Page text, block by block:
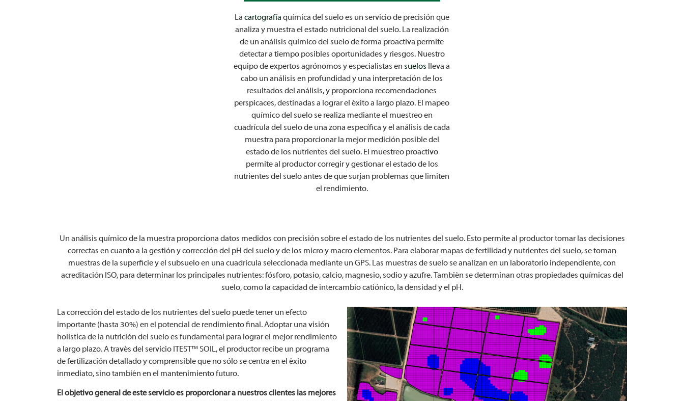
La cartografía química del suelo es un servicio de precisión que
analiza y muestra el estado nutricional del suelo. La realización
de un análisis químico del suelo de forma proactiva permite
detectar a tiempo posibles oportunidades y riesgos. Nuestro
equipo de expertos agrónomos y especialistas ensuelos lleva a
cabo un análisis en profundidad y una interpretación de los
resultados del análisis, y proporciona recomendaciones
perspicaces, destinadas a lograr el éxito a largo plazo. El mapeo
químico del suelo se realiza mediante el muestreo en
cuadrícula del suelo de una zona específica y el análisis de cada
muestra para proporcionar la mejor medición posible del
estado de los nutrientes del suelo. El muestreo proactivo
permite al productor corregir y gestionar el estado de los
nutrientes del suelo antes de que surjan problemas que limiten
el rendimiento.
Un análisis químico de la muestra proporciona datos medidos con precisión sobre el estado de los nutrientes del suelo. Esto permite al productor tomar las decisiones
correctas en cuanto a la gestión y corrección del pH del suelo y de los micro y macro elementos. Para elaborar mapas de fertilidad y nutrientes del suelo, se toman
muestras de la superficie y el subsuelo en una cuadrícula seleccionada mediante un GPS. Las muestras de suelo se analizan en un laboratorio independiente, con
acreditación ISO, para determinar los principales nutrientes: fósforo, potasio, calcio, magnesio, sodio y azufre. También se determinan otras propiedades químicas del
suelo, como la capacidad de intercambio catiónico, la densidad y el pH.
La corrección del estado de los nutrientes del suelo puede tener un efecto
importante (hasta 30%) en el potencial de rendimiento final. Adoptar una visión
holística de la nutrición del suelo es fundamental para lograr el mejor rendimiento
a largo plazo. A través del servicio ITEST™SOIL, el productor recibe un programa
de fertilización detallado y comprensible que no sólo se centra en el éxito
inmediato, sino también en el mantenimiento futuro.
El objetivo general de este servicio es proporcionar a nuestros clientes las mejores